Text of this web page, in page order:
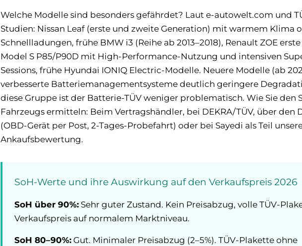
Welche Modelle sind besonders gefährdet? Laut e-autowelt.com und
Studien: Nissan Leaf (erste und zweite Generation) mit warmem Klima
Schnellladungen, frühe BMW i3 (Reihe ab 2013–2018), Renault ZOE
Model S P85/P90D mit High-Performance-Nutzung und intensiven
Sessions, frühe Hyundai IONIQ Electric-Modelle. Neuere Modelle (ab
verbesserte Batteriemanagementsysteme deutlich geringere
diese Gruppe ist der Batterie-TÜV weniger problematisch. Wie Sie den
Fahrzeugs ermitteln: Beim Vertragshändler, bei DEKRA/TÜV, über den
(OBD-Gerät per Post, 2-Tages-Probefahrt) oder bei Sayedi als Teil
Ankaufsbewertung.
SoH-Werte und ihre Auswirkung auf den Verkaufspreis 2026
SoH über 90%: Sehr guter Zustand. Kein Preisabzug, volle TÜV-
Verkaufspreis auf normalem Marktniveau.
SoH 80–90%: Gut. Minimaler Preisabzug (2–5%). TÜV-Plakette ohne